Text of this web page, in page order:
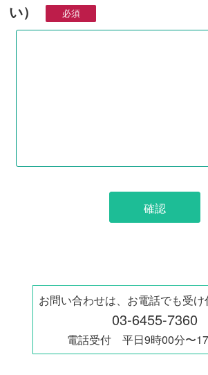
い）
確認
お問い合わせは、お電話でも受
03-6455-7360
電話受付 平日9時00分〜